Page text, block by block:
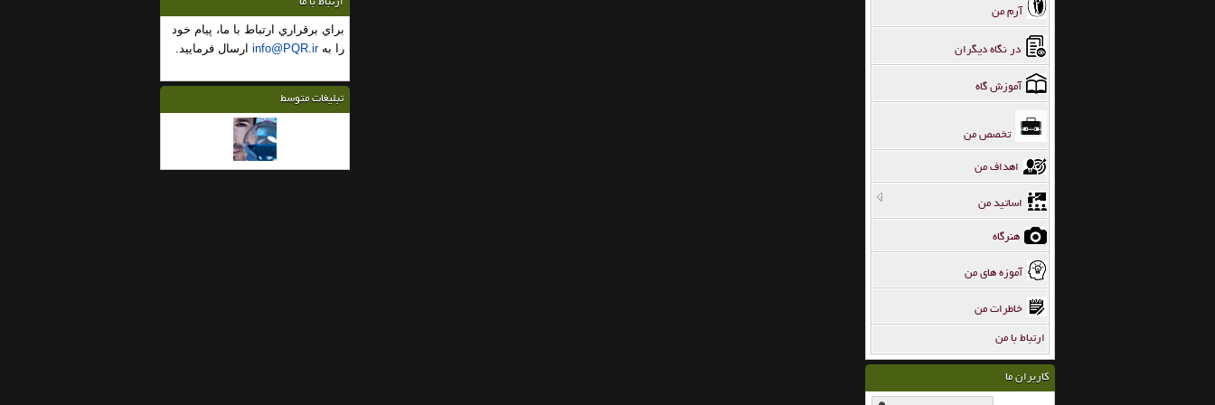
آرم من
در نگاه دیگران
آموزش گاه
تخصص من
اهداف من
اساتید من
هنرگاه
آموزه های من
خاطرات من
ارتباط با من
کاربران ما
براي برقراري ارتباط با ما، پیام خود
را بهinfo@PQR.ir ارسال فرماييد.
تبلیغات متوسط